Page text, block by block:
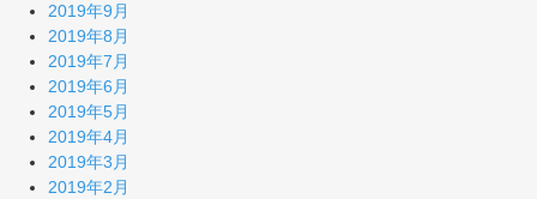
2019年9月
2019年8月
2019年7月
2019年6月
2019年5月
2019年4月
2019年3月
2019年2月